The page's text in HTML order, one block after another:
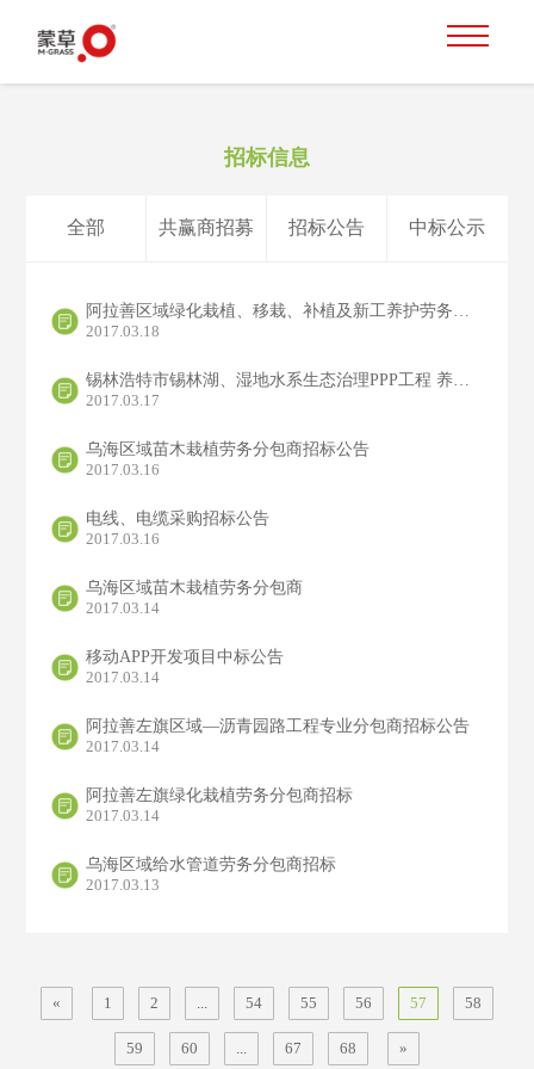
招标信息
全部 共赢商招募 招标公告 中标公示
阿拉善区域绿化栽植、移栽、补植及新工养护劳务分包商竞争性谈判入围公示
2017.03.18
锡林浩特市锡林湖、湿地水系生态治理PPP工程 养护劳务分包商招标公告
2017.03.17
乌海区域苗木栽植劳务分包商招标公告
2017.03.16
电线、电缆采购招标公告
2017.03.16
乌海区域苗木栽植劳务分包商
2017.03.14
移动APP开发项目中标公告
2017.03.14
阿拉善左旗区域—沥青园路工程专业分包商招标公告
2017.03.14
阿拉善左旗绿化栽植劳务分包商招标
2017.03.14
乌海区域给水管道劳务分包商招标
2017.03.13
« 1 2 ... 54 55 56 57 58
59 60 ... 67 68 »